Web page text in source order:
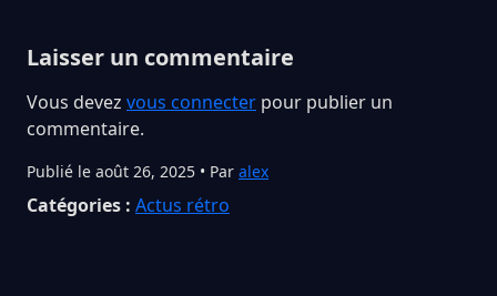
Laisser un commentaire
Vous devez vous connecter pour publier un
commentaire.
Publié le août 26, 2025 • Par alex
Catégories : Actus rétro